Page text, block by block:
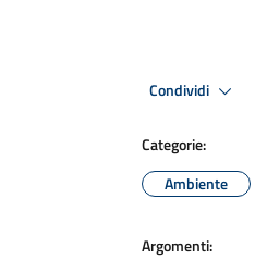
Condividi
Categorie:
Ambiente
Argomenti: